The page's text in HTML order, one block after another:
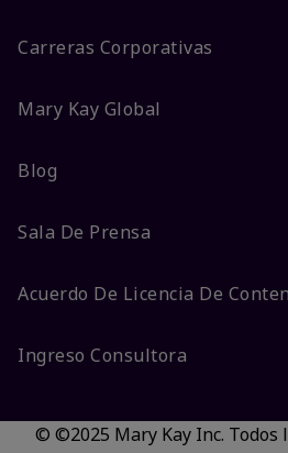
Carreras Corporativas
Mary Kay Global
Blog
Sala De Prensa
Acuerdo De Licencia De
Ingreso Consultora
© ©2025 Mary Kay Inc. Todos